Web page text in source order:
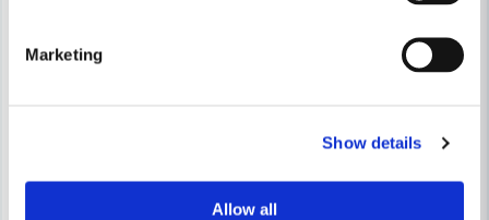
Marketing
Show details
Allow all